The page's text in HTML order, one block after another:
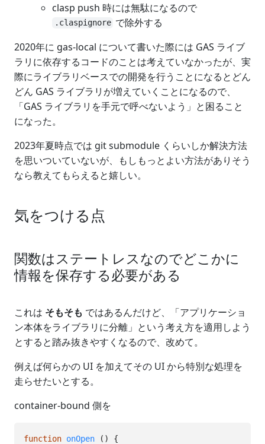
clasp push 時には無駄になるので
.claspignore で除外する
2020年に gas-local について書いた際には GAS ライブ
ラリに依存するコードのことは考えていなかったが、実
際にライブラリベースでの開発を行うことになるとどん
どん GAS ライブラリが増えていくことになるので、
「GAS ライブラリを手元で呼べないよう」と困ること
になった。
2023年夏時点では git submodule くらいしか解決方法
を思いついていないが、もしもっとよい方法がありそう
なら教えてもらえると嬉しい。
気をつける点
関数はステートレスなのでどこかに
情報を保存する必要がある
これは そもそも ではあるんだけど、「アプリケーショ
ン本体をライブラリに分離」という考え方を適用しよう
とすると踏み抜きやすくなるので、改めて。
例えば何らかの UI を加えてその UI から特別な処理を
走らせたいとする。
container-bound 側を
function onOpen ()
{